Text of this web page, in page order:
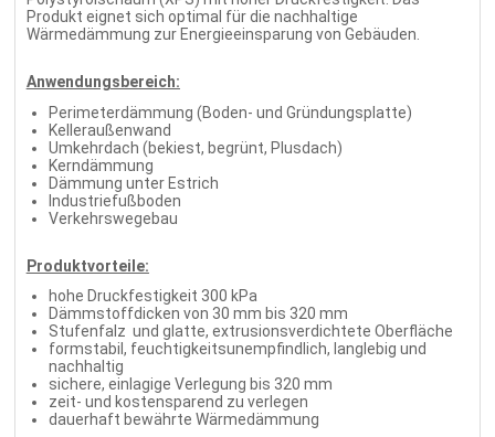
Produkt eignet sich optimal für die nachhaltige
Wärmedämmung zur Energieeinsparung von Gebäuden.
Anwendungsbereich:
Perimeterdämmung (Boden- und Gründungsplatte)
Kelleraußenwand
Umkehrdach (bekiest, begrünt, Plusdach)
Kerndämmung
Dämmung unter Estrich
Industriefußboden
Verkehrswegebau
Produktvorteile:
hohe Druckfestigkeit 300 kPa
Dämmstoffdicken von 30 mm bis 320 mm
Stufenfalz und glatte, extrusionsverdichtete Oberfläche
formstabil, feuchtigkeitsunempfindlich, langlebig und
nachhaltig
sichere, einlagige Verlegung bis 320 mm
zeit- und kostensparend zu verlegen
dauerhaft bewährte Wärmedämmung